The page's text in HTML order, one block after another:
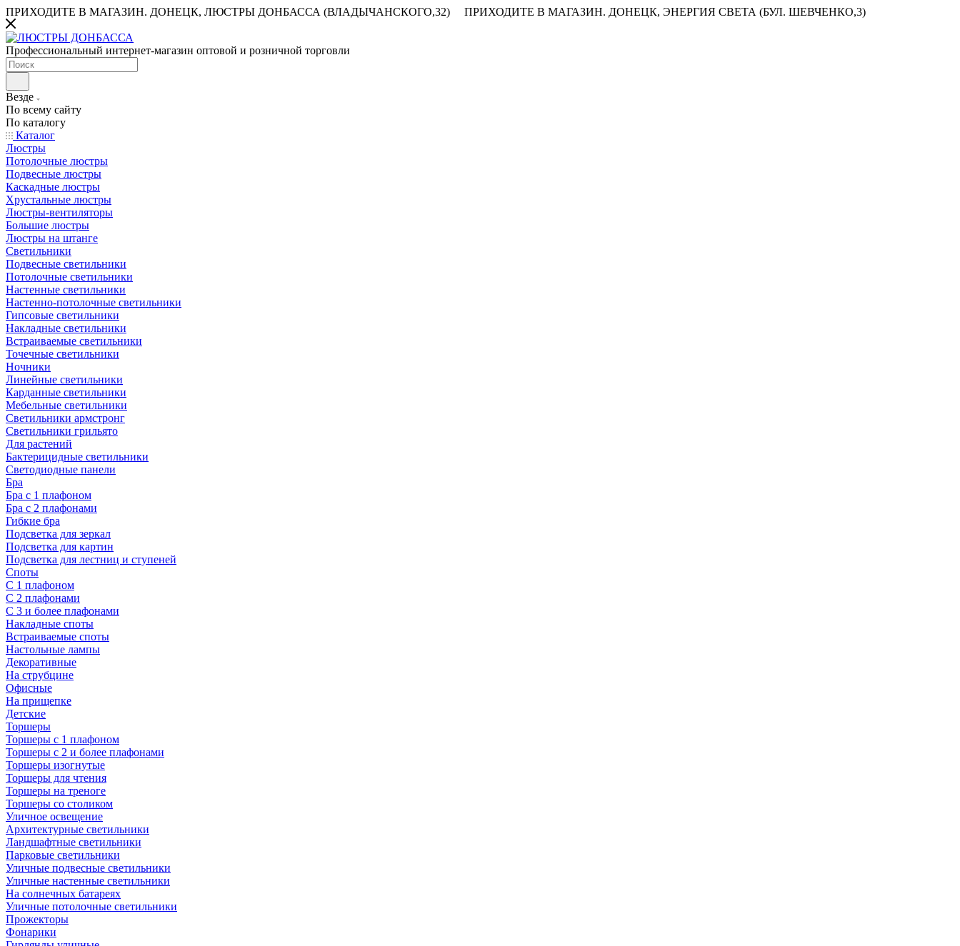
ПРИХОДИТЕ В МАГАЗИН. ДОНЕЦК, ЛЮСТРЫ ДОНБАССА (ВЛАДЫЧАНСКОГО,32) ПРИХОДИТЕ В МАГАЗИН. ДОНЕЦК, ЭНЕРГИЯ СВЕТА (БУЛ. ШЕВЧЕНКО,3)
Профессиональный интернет-магазин оптовой и розничной торговли
Везде
По всему сайту
По каталогу
Каталог
Люстры
Потолочные люстры
Подвесные люстры
Каскадные люстры
Хрустальные люстры
Люстры-вентиляторы
Большие люстры
Люстры на штанге
Светильники
Подвесные светильники
Потолочные светильники
Настенные светильники
Настенно-потолочные светильники
Гипсовые светильники
Накладные светильники
Встраиваемые светильники
Точечные светильники
Ночники
Линейные светильники
Карданные светильники
Мебельные светильники
Светильники армстронг
Светильники грильято
Для растений
Бактерицидные светильники
Светодиодные панели
Бра
Бра с 1 плафоном
Бра с 2 плафонами
Гибкие бра
Подсветка для зеркал
Подсветка для картин
Подсветка для лестниц и ступеней
Споты
С 1 плафоном
С 2 плафонами
С 3 и более плафонами
Накладные споты
Встраиваемые споты
Настольные лампы
Декоративные
На струбцине
Офисные
На прищепке
Детские
Торшеры
Торшеры с 1 плафоном
Торшеры с 2 и более плафонами
Торшеры изогнутые
Торшеры для чтения
Торшеры на треноге
Торшеры со столиком
Уличное освещение
Архитектурные светильники
Ландшафтные светильники
Парковые светильники
Уличные подвесные светильники
Уличные настенные светильники
На солнечных батареях
Уличные потолочные светильники
Прожекторы
Фонарики